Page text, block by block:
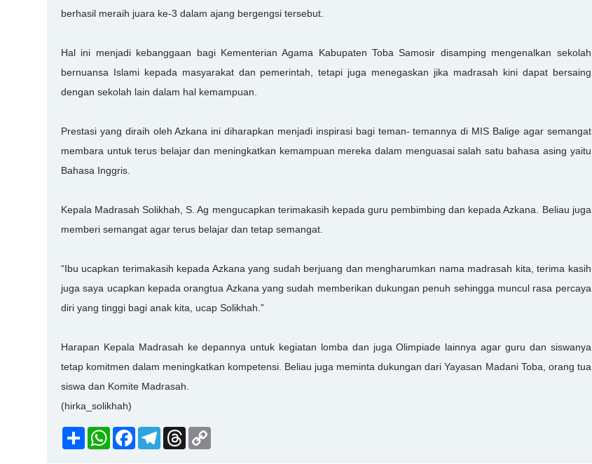
berhasil meraih juara ke-3 dalam ajang bergengsi tersebut.
Hal ini menjadi kebanggaan bagi Kementerian Agama Kabupaten Toba Samosir disamping mengenalkan sekolah
bernuansa Islami kepada masyarakat dan pemerintah, tetapi juga menegaskan jika madrasah kini dapat bersaing
dengan sekolah lain dalam hal kemampuan.
Prestasi yang diraih oleh Azkana ini diharapkan menjadi inspirasi bagi teman- temannya di MIS Balige agar semangat
membara untuk terus belajar dan meningkatkan kemampuan mereka dalam menguasai salah satu bahasa asing yaitu
Bahasa Inggris.
Kepala Madrasah Solikhah, S. Ag mengucapkan terimakasih kepada guru pembimbing dan kepada Azkana. Beliau juga
memberi semangat agar terus belajar dan tetap semangat.
“Ibu ucapkan terimakasih kepada Azkana yang sudah berjuang dan mengharumkan nama madrasah kita, terima kasih
juga saya ucapkan kepada orangtua Azkana yang sudah memberikan dukungan penuh sehingga muncul rasa percaya
diri yang tinggi bagi anak kita, ucap Solikhah.”
Harapan Kepala Madrasah ke depannya untuk kegiatan lomba dan juga Olimpiade lainnya agar guru dan siswanya
tetap komitmen dalam meningkatkan kompetensi. Beliau juga meminta dukungan dari Yayasan Madani Toba, orang tua
siswa dan Komite Madrasah.
(hirka_solikhah)
ShareWhatsApp
FacebookTelegram
Threads